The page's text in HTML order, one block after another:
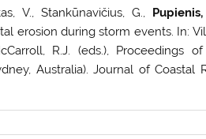
V., Stankūnavičius, G.,
erosion during storm events. In:
R.J. (eds.), Proceedings
Australia). Journal of Coastal